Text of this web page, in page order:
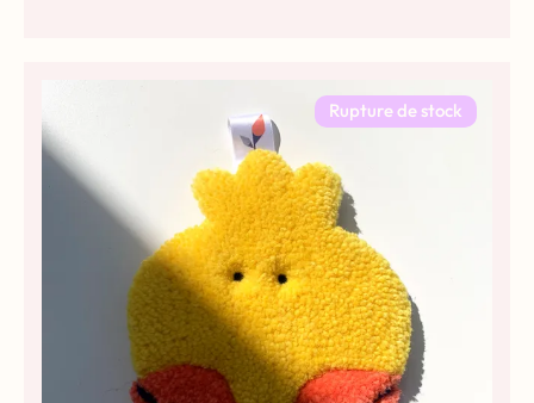
Rupture de stock